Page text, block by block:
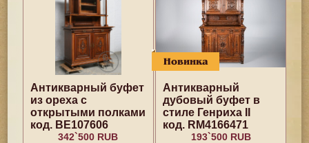
Антикварный буфет
из ореха с
открытыми полками
код. BE107606
342`500 RUB
Новинка
Антикварный
дубовый буфет в
стиле Генриха II
код. RM4166471
193`500 RUB